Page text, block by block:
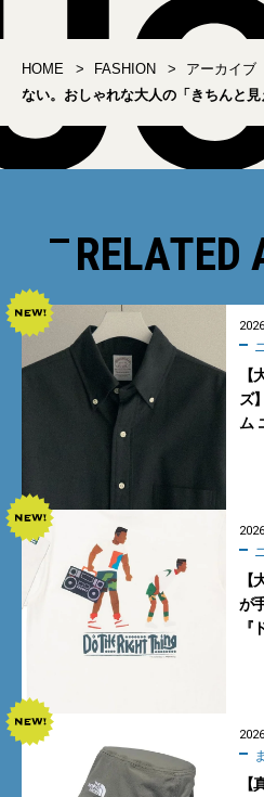
HOME FASHION アーカイブ
ない。おしゃれな大人の「きちんと
RELATED
ズ
ム
が
【